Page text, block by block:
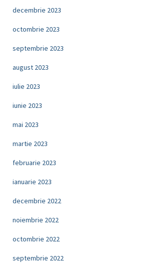
decembrie 2023
octombrie 2023
septembrie 2023
august 2023
iulie 2023
iunie 2023
mai 2023
martie 2023
februarie 2023
ianuarie 2023
decembrie 2022
noiembrie 2022
octombrie 2022
septembrie 2022